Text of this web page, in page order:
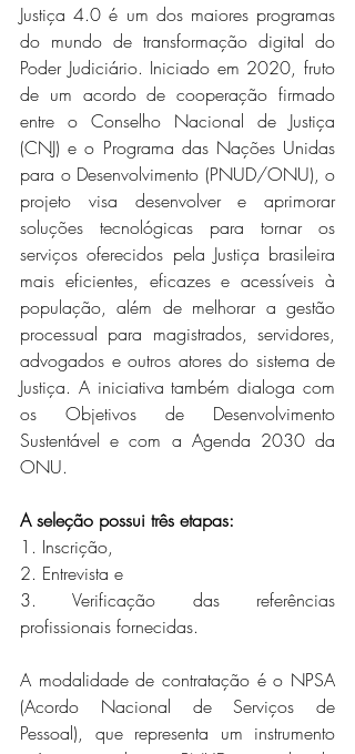
Justiça 4.0 é um dos maiores programas
do mundo de transformação digital do
Poder Judiciário. Iniciado em 2020, fruto
de um acordo de cooperação firmado
entre o Conselho Nacional de Justiça
(CNJ) e o Programa das Nações Unidas
para o Desenvolvimento (PNUD/ONU), o
projeto visa desenvolver e aprimorar
soluções tecnológicas para tornar os
serviços oferecidos pela Justiça brasileira
mais eficientes, eficazes e acessíveis à
população, além de melhorar a gestão
processual para magistrados, servidores,
advogados e outros atores do sistema de
Justiça. A iniciativa também dialoga com
os Objetivos de Desenvolvimento
Sustentável e com a Agenda 2030 da
ONU.
A seleção possui três etapas:
1. Inscrição,
2. Entrevista e
3. Verificação das referências
profissionais fornecidas.
A modalidade de contratação é o NPSA
(Acordo Nacional de Serviços de
Pessoal), que representa um instrumento